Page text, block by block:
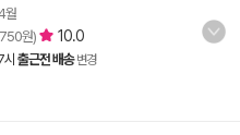
월
원) 10.0
출근전 배송 변경